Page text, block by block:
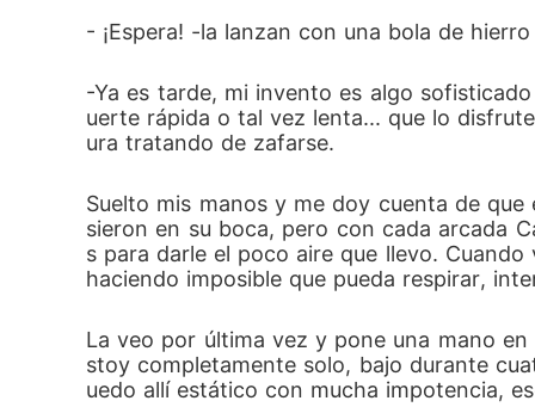
- ¡Espera! -la lanzan con una bola de
-Ya es tarde, mi invento es algo
uerte rápida o tal vez lenta... que lo
ura tratando de zafarse.
Suelto mis manos y me doy cuenta de
sieron en su boca, pero con cada arcada
s para darle el poco aire que llevo.
haciendo imposible que pueda respirar,
La veo por última vez y pone una mano
stoy completamente solo, bajo durante
uedo allí estático con mucha impotencia,